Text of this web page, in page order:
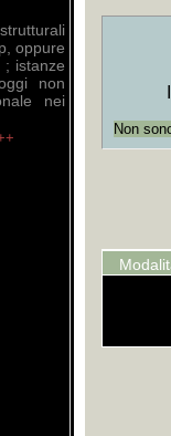
oppure
; istanze
non
nei
Non